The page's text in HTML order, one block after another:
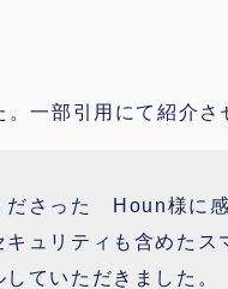
一部引用にて紹介さ
ださった Houn様に感
ュリティも含めたス
ていただきました。